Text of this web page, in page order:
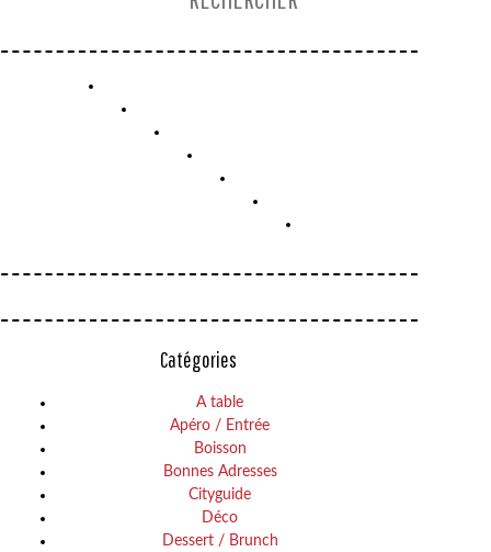
Catégories
A table
Apéro / Entrée
Boisson
Bonnes Adresses
Cityguide
Déco
Dessert / Brunch